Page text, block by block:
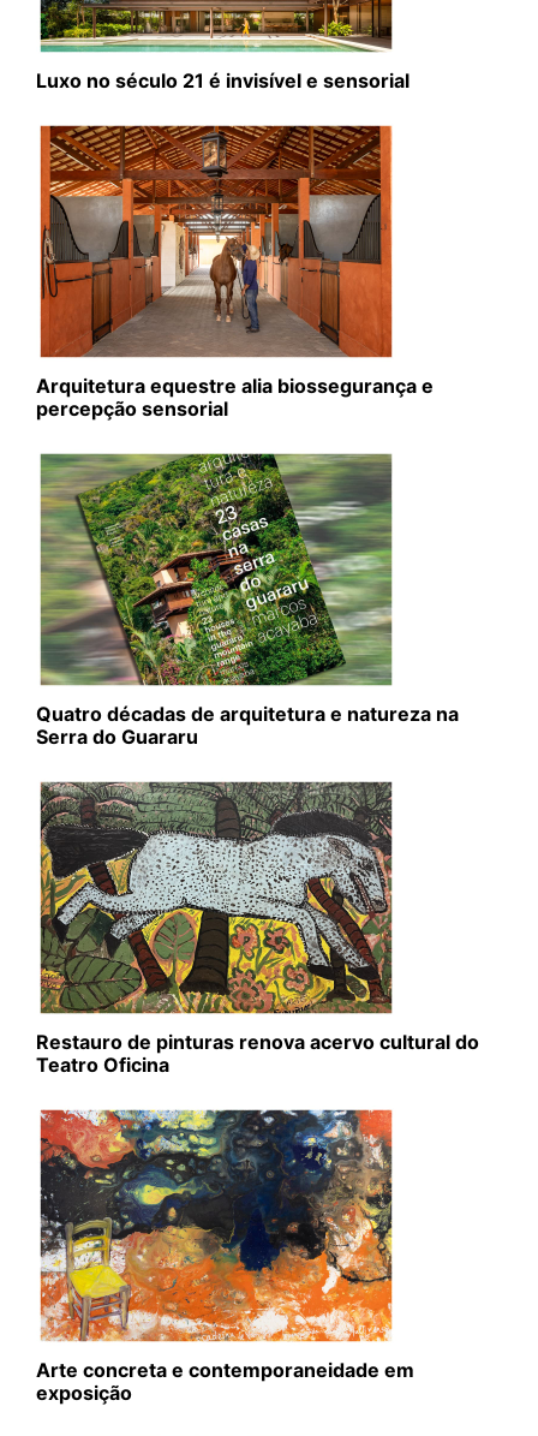
Luxo no século 21 é invisível e sensorial
Arquitetura equestre alia biossegurança e
percepção sensorial
Quatro décadas de arquitetura e natureza na
Serra do Guararu
Restauro de pinturas renova acervo cultural do
Teatro Oficina
Arte concreta e contemporaneidade em
exposição